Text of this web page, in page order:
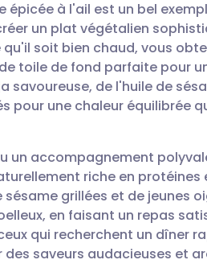
🇩🇪 Deutsch
🇫🇷 Français
🇮🇱 עברית
🇸🇪 Svenska
épicée à l'ail est un bel
un plat végétalien
soit bien chaud, vous
toile de fond parfaite pour
savoureuse, de l'huile de
pour une chaleur équilibrée
un accompagnement
riche en protéines
grillées et de jeunes
en faisant un repas
qui recherchent un dîner
saveurs audacieuses et